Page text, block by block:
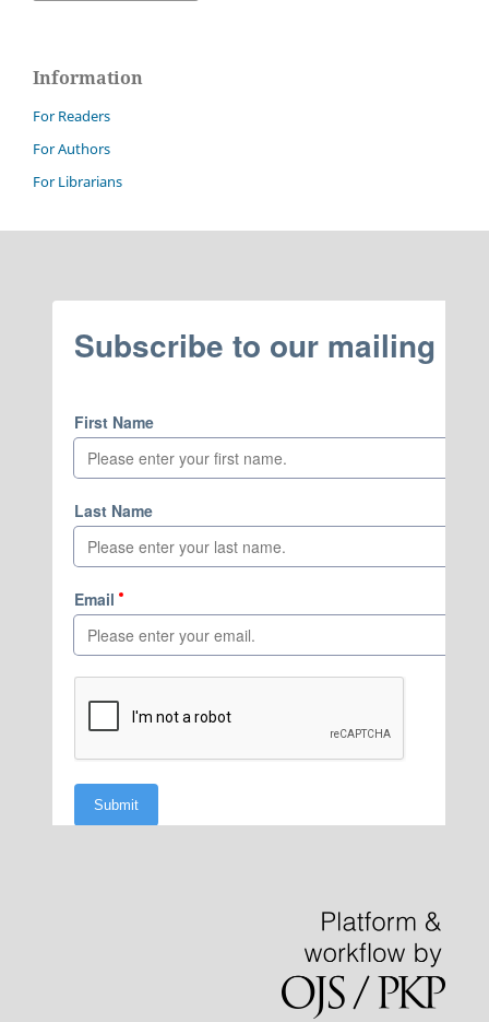
Information
For Readers
For Authors
For Librarians